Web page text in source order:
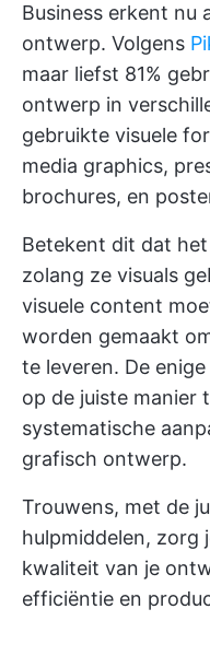
Business erkent nu
ontwerp. Volgens
maar liefst 81%
ontwerp in
gebruikte visuele
media graphics,
brochures, en
Betekent dit dat
zolang ze visuals
visuele content
worden gemaakt
te leveren. De
op de juiste manier
systematische
grafisch ontwerp.
Trouwens, met de
hulpmiddelen, zorg
kwaliteit van je
efficiëntie en